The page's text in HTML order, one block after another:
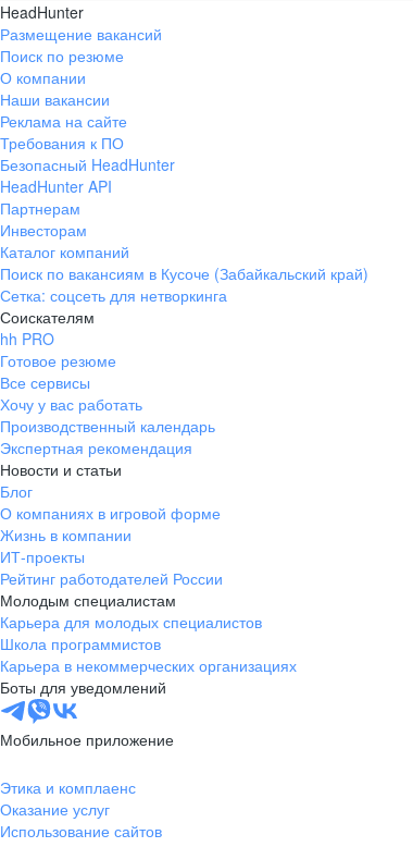
HeadHunter
Размещение вакансий
Поиск по резюме
О компании
Наши вакансии
Реклама на сайте
Требования к ПО
Безопасный HeadHunter
HeadHunter API
Партнерам
Инвесторам
Каталог компаний
Поиск по вакансиям в Кусоче (Забайкальский край)
Сетка: соцсеть для нетворкинга
Соискателям
hh PRO
Готовое резюме
Все сервисы
Хочу у вас работать
Производственный календарь
Экспертная рекомендация
Новости и статьи
Блог
О компаниях в игровой форме
Жизнь в компании
ИТ-проекты
Рейтинг работодателей России
Молодым специалистам
Карьера для молодых специалистов
Школа программистов
Карьера в некоммерческих организациях
Боты для уведомлений
Мобильное приложение
Этика и комплаенс
Оказание услуг
Использование сайтов